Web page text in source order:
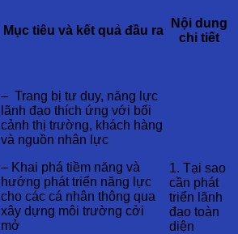
Mục tiêu và kết quả đầu ra
Nội dung
chi tiết
– Trang bị tư duy, năng lực
lãnh đạo thích ứng với bối
cảnh thị trường, khách hàng
và nguồn nhân lực
– Khai phá tiềm năng và
hướng phát triển năng lực
cho các cá nhân thông qua
xây dựng môi trường cởi
mở
1. Tại sao
cần phát
triển lãnh
đạo toàn
diện